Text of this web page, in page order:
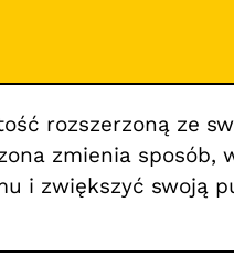
rozszerzoną ze
zmienia sposób,
i zwiększyć swoją